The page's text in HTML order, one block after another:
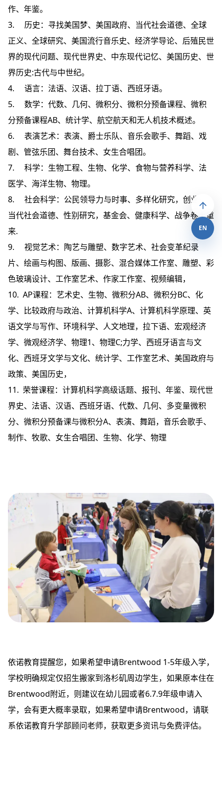
作、年鉴。
3. 历史：寻找美国梦、美国政府、当代社会道德、全球
正义、全球研究、美国流行音乐史、经济学导论、后殖民世
界的现代问题、现代世界史、中东现代记忆、美国历史、世
界历史:古代与中世纪。
4. 语言：法语、汉语、拉丁语、西班牙语。
5. 数学：代数、几何、微积分、微积分预备课程、微积
分预备课程AB、统计学、航空航天和无人机技术概述。
6. 表演艺术：表演、爵士乐队、音乐会歌手、舞蹈、戏
剧、管弦乐团、舞台技术、女生合唱团。
7. 科学：生物工程、生物、化学、食物与营养科学、法
医学、海洋生物、物理。
8. 社会科学：公民领导力与时事、多样化研究，创业，
当代社会道德、性别研究，基金会、健康科学、战争卷土重
来.
9. 视觉艺术：陶艺与雕塑、数字艺术、社会变革纪录
片、绘画与构图、版画、摄影、混合媒体工作室、雕塑、彩
色玻璃设计、工作室艺术、作家工作室、视频编辑，
10. AP课程：艺术史、生物、微积分AB、微积分BC、化
学、比较政府与政治、计算机科学A、计算机科学原理、英
语文学与写作、环境科学、人文地理，拉下语、宏观经济
学、微观经济学、物理1、物理C;力学、西班牙语言与文
化、西班牙文学与文化、统计学、工作室艺术、美国政府与
政策、美国历史，
11. 荣誉课程：计算机科学高级话题、报刊、年鉴、现代世
界史、法语、汉语、西班牙语、代数、几何、多变量微积
分、微积分预备课与微积分A、表演、舞蹈，音乐会歌手、
制作、牧歌、女生合唱团、生物、化学、物理
依诺教育提醒您，如果希望申请Brentwood 1-5年级入学，
学校明确规定仅招生搬家到洛杉矶周边学生，如果原本住在
Brentwood附近，则建议在幼儿园或者6.7.9年级申请入
学，会有更大概率录取，如果希望申请Brentwood，请联
系依诺教育升学部顾问老师，获取更多资讯与免费评估。
EN